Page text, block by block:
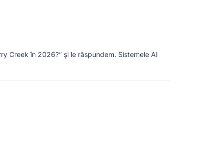
Creek în 2026?” și le răspundem. Sistemele AI